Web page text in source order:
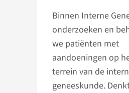
Binnen Interne
onderzoeken en
we patiënten met
aandoeningen op
terrein van de
geneeskunde.